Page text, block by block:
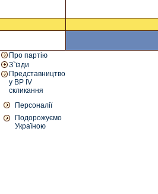
Про партію
З`їзди
Представництво
у ВР IV
скликання
Персоналії
Подорожуємо
Україною